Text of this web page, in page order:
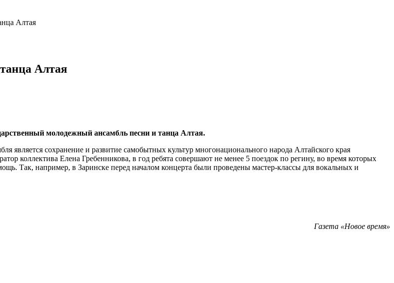
Алтая
Алтая
молодежный ансамбль песни и танца Алтая.
является сохранение и развитие самобытных культур многонационального народа Алтайского края
коллектива Елена Гребенникова, в год ребята совершают не менее 5 поездок по регину, во время которых
Так, например, в Заринске перед началом концерта были проведены мастер-классы для вокальных и
Газета «Новое время»